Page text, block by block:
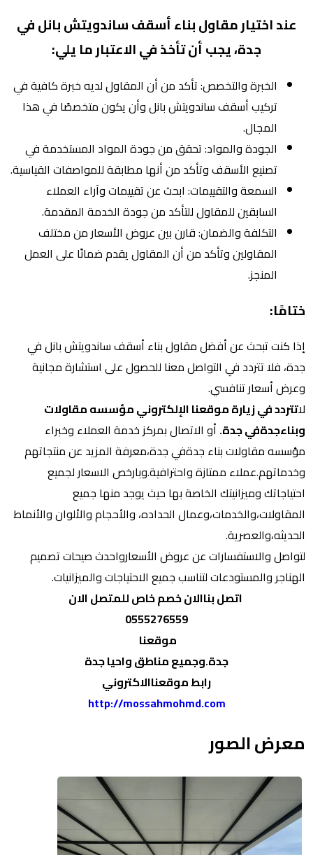
عند اختيار مقاول بناء أسقف ساندويتش بانل في
جدة، يجب أن تأخذ في الاعتبار ما يلي:
الخبرة والتخصص: تأكد من أن المقاول لديه خبرة كافية في
تركيب أسقف ساندويتش بانل وأن يكون متخصصًا في هذا
المجال.
الجودة والمواد: تحقق من جودة المواد المستخدمة في
تصنيع الأسقف وتأكد من أنها مطابقة للمواصفات القياسية.
السمعة والتقييمات: ابحث عن تقييمات وآراء العملاء
السابقين للمقاول للتأكد من جودة الخدمة المقدمة.
التكلفة والضمان: قارن بين عروض الأسعار من مختلف
المقاولين وتأكد من أن المقاول يقدم ضمانًا على العمل
المنجز.
ختامًا:
إذا كنت تبحث عن أفضل مقاول بناء أسقف ساندويتش بانل في
جدة، فلا تتردد في التواصل معنا للحصول على استشارة مجانية
وعرض أسعار تنافسي.
لاتتردد في زيارة موقعنا الإلكتروني مؤسسه مقاولات
وبناءجدةفي جدة. أو الاتصال بمركز خدمة العملاء وخبراء
مؤسسه مقاولات بناء جدةفي جدة،معرفة المزيد عن منتجاتهم
وخدماتهم.عملاء ممتازة واحترافية.وبارخص الاسعار لجميع
احتياجاتك وميزانيتك الخاصة بها حيث يوجد منها جميع
المقاولات،والخدمات،وعمال الحداده، والأحجام والألوان والأنماط
الحديثه،والعصرية.
لتواصل والاستفسارات عن عروض الأسعارواحدث صيحات تصميم
الهناجر والمستودعات لتناسب جميع الاحتياجات والميزانيات.
اتصل بناالان خصم خاص للمتصل الان
0555276559
موقعنا
جدة.وجميع مناطق واحيا جدة
رابط موقعناالاكتروني
http://mossahmohmd.com
معرض الصور